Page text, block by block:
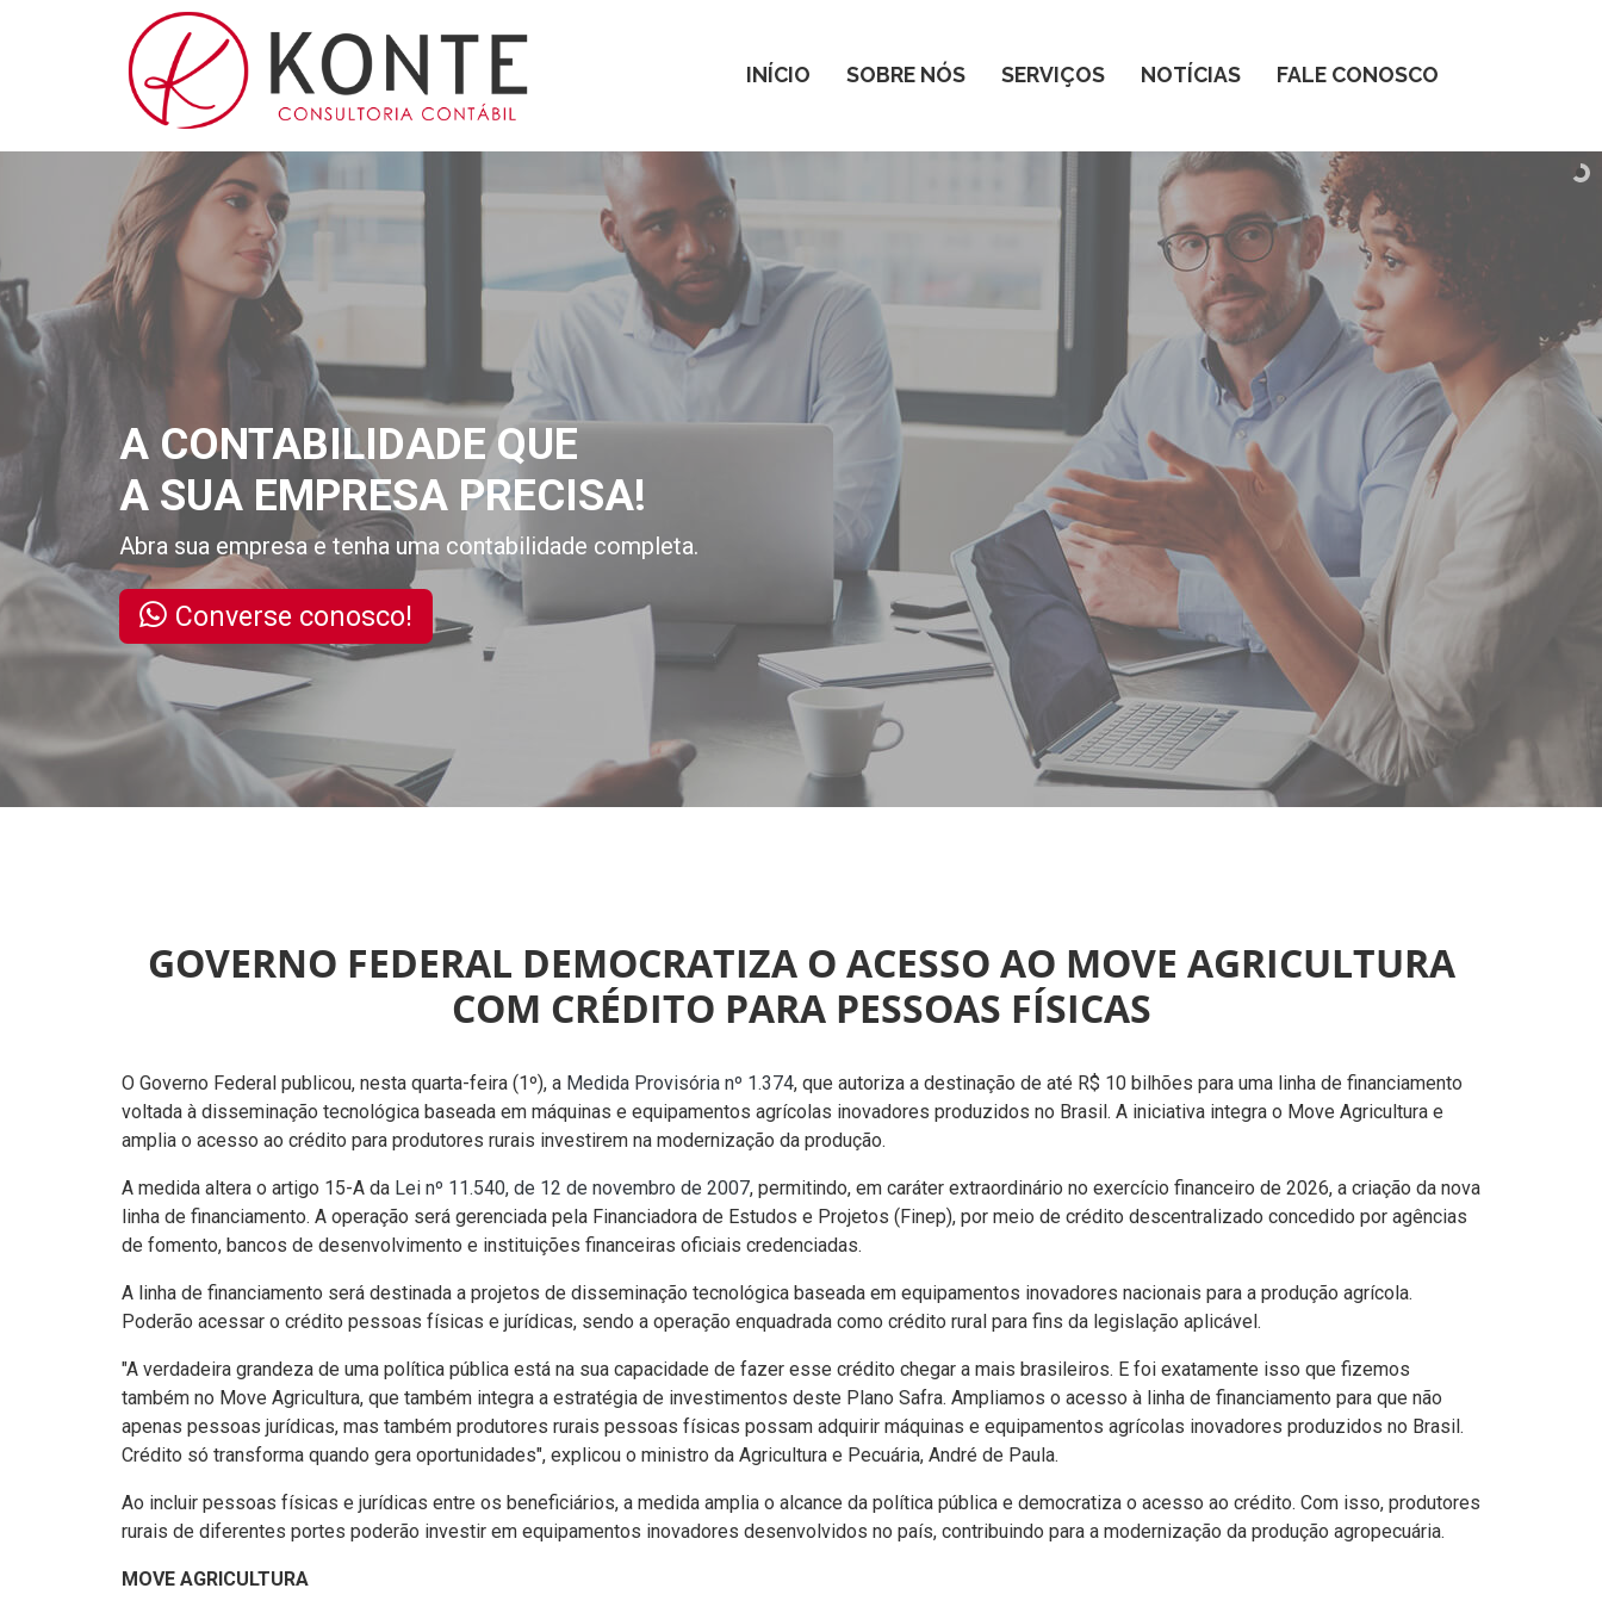
INÍCIO SOBRE NÓS SERVIÇOS NOTÍCIAS FALE CONOSCO
A CONTABILIDADE QUE
A SUA EMPRESA PRECISA!
Abra sua empresa e tenha uma contabilidade completa.
Converse conosco!
GOVERNO FEDERAL DEMOCRATIZA O ACESSO AO MOVE AGRICULTURA
COM CRÉDITO PARA PESSOAS FÍSICAS
O Governo Federal publicou, nesta quarta-feira (1º), a Medida Provisória nº 1.374, que autoriza a destinação de até R$ 10 bilhões para uma linha de financiamento
voltada à disseminação tecnológica baseada em máquinas e equipamentos agrícolas inovadores produzidos no Brasil. A iniciativa integra o Move Agricultura e
amplia o acesso ao crédito para produtores rurais investirem na modernização da produção.
A medida altera o artigo 15-A da Lei nº 11.540, de 12 de novembro de 2007, permitindo, em caráter extraordinário no exercício financeiro de 2026, a criação da nova
linha de financiamento. A operação será gerenciada pela Financiadora de Estudos e Projetos (Finep), por meio de crédito descentralizado concedido por agências
de fomento, bancos de desenvolvimento e instituições financeiras oficiais credenciadas.
A linha de financiamento será destinada a projetos de disseminação tecnológica baseada em equipamentos inovadores nacionais para a produção agrícola.
Poderão acessar o crédito pessoas físicas e jurídicas, sendo a operação enquadrada como crédito rural para fins da legislação aplicável.
"A verdadeira grandeza de uma política pública está na sua capacidade de fazer esse crédito chegar a mais brasileiros. E foi exatamente isso que fizemos
também no Move Agricultura, que também integra a estratégia de investimentos deste Plano Safra. Ampliamos o acesso à linha de financiamento para que não
apenas pessoas jurídicas, mas também produtores rurais pessoas físicas possam adquirir máquinas e equipamentos agrícolas inovadores produzidos no Brasil.
Crédito só transforma quando gera oportunidades", explicou o ministro da Agricultura e Pecuária, André de Paula.
Ao incluir pessoas físicas e jurídicas entre os beneficiários, a medida amplia o alcance da política pública e democratiza o acesso ao crédito. Com isso, produtores
rurais de diferentes portes poderão investir em equipamentos inovadores desenvolvidos no país, contribuindo para a modernização da produção agropecuária.
MOVE AGRICULTURA